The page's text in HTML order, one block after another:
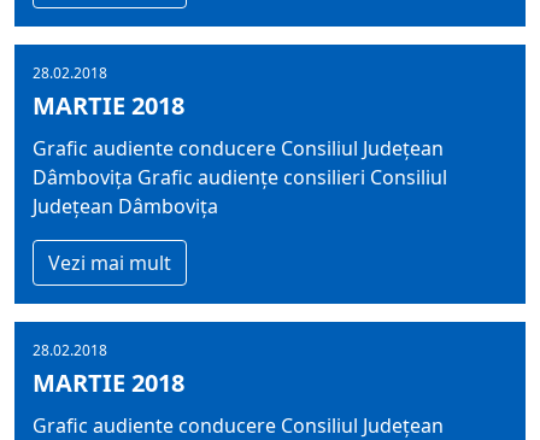
28.02.2018
MARTIE 2018
Grafic audiente conducere Consiliul Județean
Dâmbovița Grafic audiențe consilieri Consiliul
Județean Dâmbovița
Vezi mai mult
28.02.2018
MARTIE 2018
Grafic audiente conducere Consiliul Județean